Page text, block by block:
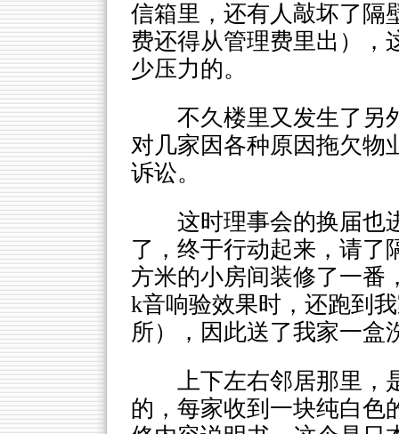
信箱里，还有人敲坏了隔
费还得从管理费里出），
少压力的。
不久楼里又发生了另
对几家因各种原因拖欠物
诉讼。
这时理事会的换届也
了，终于行动起来，请了
方米的小房间装修了一番
k音响验效果时，还跑到
所），因此送了我家一盒
上下左右邻居那里，
的，每家收到一块纯白色